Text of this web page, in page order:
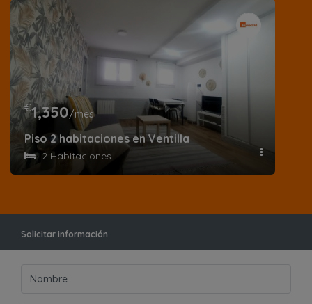
€1,350/mes
Piso 2 habitaciones en Ventilla
2 Habitaciones
Solicitar información